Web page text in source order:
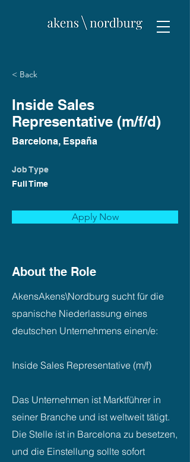
< Back
Inside Sales
Representative (m/f/d)
Barcelona, España
Job Type
Full Time
Apply Now
About the Role
AkensAkens\Nordburg sucht für die
spanische Niederlassung eines
deutschen Unternehmens einen/e:
Inside Sales Representative (m/f)
Das Unternehmen ist Marktführer in
seiner Branche und ist weltweit tätigt.
Die Stelle ist in Barcelona zu besetzen,
und die Einstellung sollte sofort